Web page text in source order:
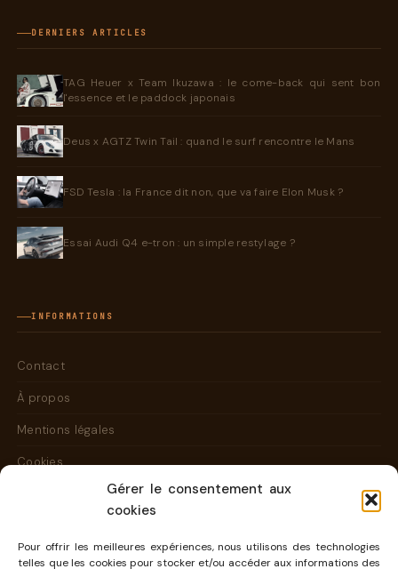
Gérer le consentement aux
cookies
Pour offrir les meilleures expériences, nous utilisons des technologies
telles que les cookies pour stocker et/ou accéder aux informations des
DERNIERS ARTICLES
TAG Heuer x Team Ikuzawa : le come-back qui sent bon
l'essence et le paddock japonais
Deus x AGTZ Twin Tail : quand le surf rencontre le Mans
FSD Tesla : la France dit non, que va faire Elon Musk ?
Essai Audi Q4 e-tron : un simple restylage ?
INFORMATIONS
Contact
À propos
Mentions légales
Cookies